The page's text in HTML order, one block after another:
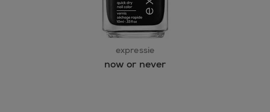
expressie
now or never